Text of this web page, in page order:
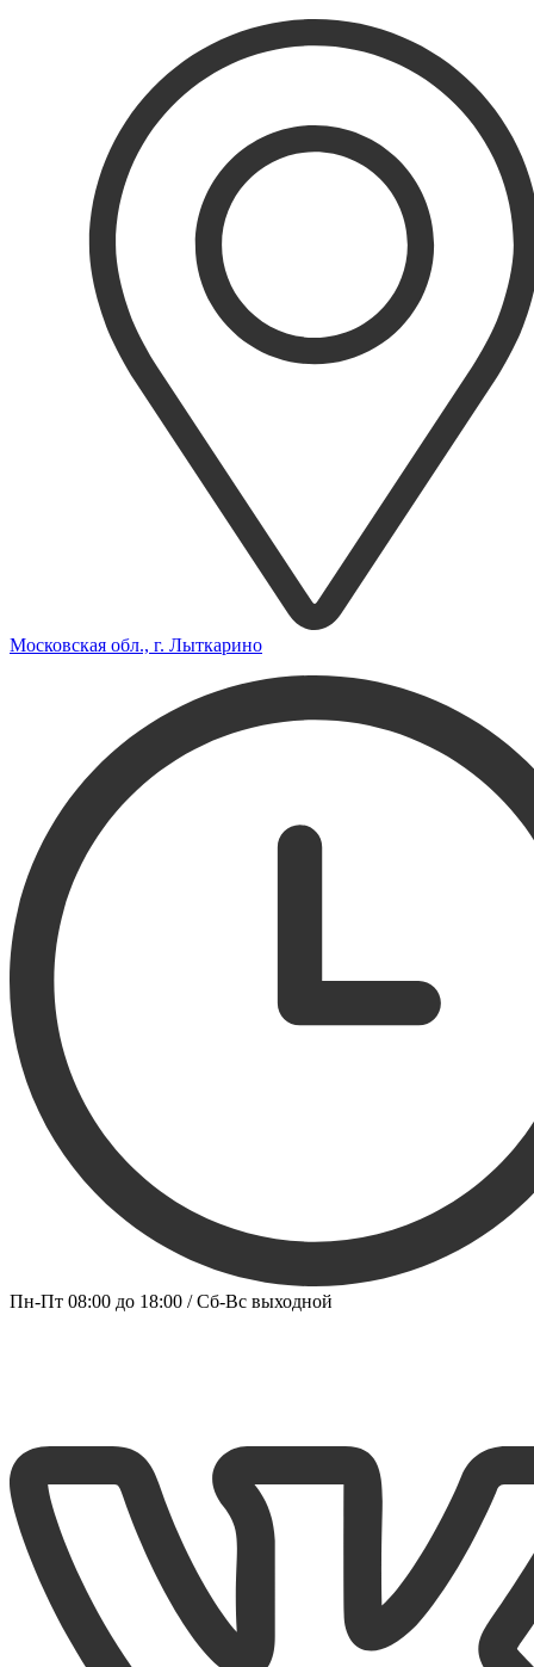
Московская обл., г. Лыткарино
Пн-Пт 08:00 до 18:00 / Сб-Вс выходной